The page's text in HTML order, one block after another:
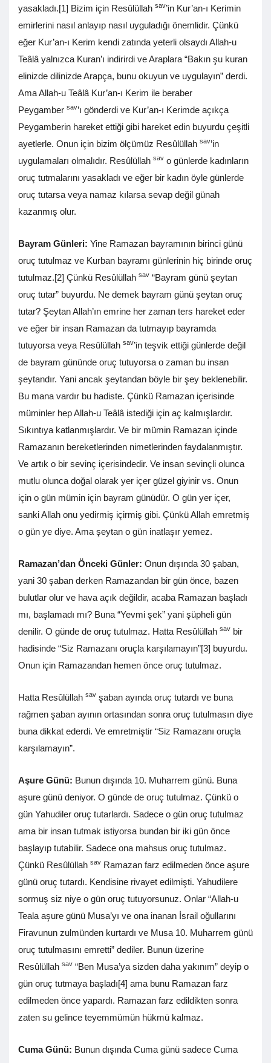
yasakladı.[1] Bizim için Resûlüllah sav’in Kur’an-ı Kerimin
emirlerini nasıl anlayıp nasıl uyguladığı önemlidir. Çünkü
eğer Kur’an-ı Kerim kendi zatında yeterli olsaydı Allah-u
Teâlâ yalnızca Kuran’ı indirirdi ve Araplara “Bakın şu kuran
elinizde dilinizde Arapça, bunu okuyun ve uygulayın” derdi.
Ama Allah-u Teâlâ Kur’an-ı Kerim ile beraber
Peygamber sav’ı gönderdi ve Kur’an-ı Kerimde açıkça
Peygamberin hareket ettiği gibi hareket edin buyurdu çeşitli
ayetlerle. Onun için bizim ölçümüz Resûlüllah sav’in
uygulamaları olmalıdır. Resûlüllah sav o günlerde kadınların
oruç tutmalarını yasakladı ve eğer bir kadın öyle günlerde
oruç tutarsa veya namaz kılarsa sevap değil günah
kazanmış olur.
Bayram Günleri: Yine Ramazan bayramının birinci günü
oruç tutulmaz ve Kurban bayramı günlerinin hiç birinde oruç
tutulmaz.[2] Çünkü Resûlüllah sav “Bayram günü şeytan
oruç tutar” buyurdu. Ne demek bayram günü şeytan oruç
tutar? Şeytan Allah’ın emrine her zaman ters hareket eder
ve eğer bir insan Ramazan da tutmayıp bayramda
tutuyorsa veya Resûlüllah sav’in teşvik ettiği günlerde değil
de bayram gününde oruç tutuyorsa o zaman bu insan
şeytandır. Yani ancak şeytandan böyle bir şey beklenebilir.
Bu mana vardır bu hadiste. Çünkü Ramazan içerisinde
müminler hep Allah-u Teâlâ istediği için aç kalmışlardır.
Sıkıntıya katlanmışlardır. Ve bir mümin Ramazan içinde
Ramazanın bereketlerinden nimetlerinden faydalanmıştır.
Ve artık o bir sevinç içerisindedir. Ve insan sevinçli olunca
mutlu olunca doğal olarak yer içer güzel giyinir vs. Onun
için o gün mümin için bayram günüdür. O gün yer içer,
sanki Allah onu yedirmiş içirmiş gibi. Çünkü Allah emretmiş
o gün ye diye. Ama şeytan o gün inatlaşır yemez.
Ramazan’dan Önceki Günler: Onun dışında 30 şaban,
yani 30 şaban derken Ramazandan bir gün önce, bazen
bulutlar olur ve hava açık değildir, acaba Ramazan başladı
mı, başlamadı mı? Buna “Yevmi şek” yani şüpheli gün
denilir. O günde de oruç tutulmaz. Hatta Resûlüllah sav bir
hadisinde “Siz Ramazanı oruçla karşılamayın”[3] buyurdu.
Onun için Ramazandan hemen önce oruç tutulmaz.
Hatta Resûlüllah sav şaban ayında oruç tutardı ve buna
rağmen şaban ayının ortasından sonra oruç tutulmasın diye
buna dikkat ederdi. Ve emretmiştir “Siz Ramazanı oruçla
karşılamayın”.
Aşure Günü: Bunun dışında 10. Muharrem günü. Buna
aşure günü deniyor. O günde de oruç tutulmaz. Çünkü o
gün Yahudiler oruç tutarlardı. Sadece o gün oruç tutulmaz
ama bir insan tutmak istiyorsa bundan bir iki gün önce
başlayıp tutabilir. Sadece ona mahsus oruç tutulmaz.
Çünkü Resûlüllah sav Ramazan farz edilmeden önce aşure
günü oruç tutardı. Kendisine rivayet edilmişti. Yahudilere
sormuş siz niye o gün oruç tutuyorsunuz. Onlar “Allah-u
Teala aşure günü Musa’yı ve ona inanan İsrail oğullarını
Firavunun zulmünden kurtardı ve Musa 10. Muharrem günü
oruç tutulmasını emretti” dediler. Bunun üzerine
Resûlüllah sav “Ben Musa’ya sizden daha yakınım” deyip o
gün oruç tutmaya başladı[4] ama bunu Ramazan farz
edilmeden önce yapardı. Ramazan farz edildikten sonra
zaten su gelince teyemmümün hükmü kalmaz.
Cuma Günü: Bunun dışında Cuma günü sadece Cuma